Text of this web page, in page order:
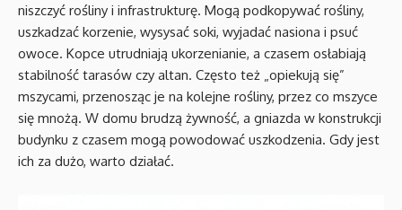
niszczyć rośliny i infrastrukturę. Mogą podkopywać rośliny,
uszkadzać korzenie, wysysać soki, wyjadać nasiona i psuć
owoce. Kopce utrudniają ukorzenianie, a czasem osłabiają
stabilność tarasów czy altan. Często też „opiekują się”
mszycami, przenosząc je na kolejne rośliny, przez co mszyce
się mnożą. W domu brudzą żywność, a gniazda w konstrukcji
budynku z czasem mogą powodować uszkodzenia. Gdy jest
ich za dużo, warto działać.